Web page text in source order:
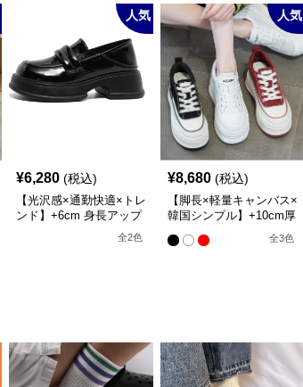
人気
¥6,280 (税込)
【光沢感×通勤快適×トレ
ンド】+6cm 身長アップ
全2色
人気
¥8,680 (税込)
【脚長×軽量キャンバス×
韓国シンプル】+10cm厚
底 身長アップ スニーカ
ー
全3色